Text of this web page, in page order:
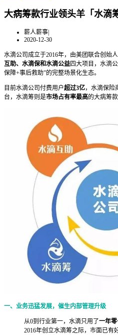
大病筹款行业领头羊「水滴
薪人薪事|
2020-12-30
水滴公司成立于2016年，由美团联合创始
互助、水滴保和水滴公益四大项目，水滴
保障+事后救助”的完整场景化生态。
目前水滴公司付费用户超过3亿，水滴保险
台，水滴筹则是市场占有率最高的大病筹款
一、业务迅猛发展，催生内部管理升级
从0到行业第一，水滴只用了一年零
2016年创立水滴筹之际，市面已有